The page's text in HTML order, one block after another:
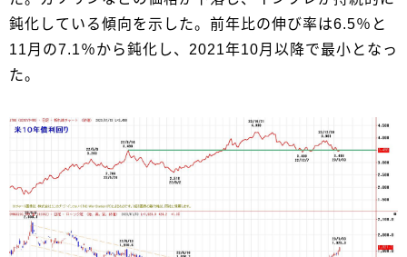
鈍化している傾向を示した。前年比の伸び率は6.5％と
11月の7.1％から鈍化し、2021年10月以降で最小となっ
た。